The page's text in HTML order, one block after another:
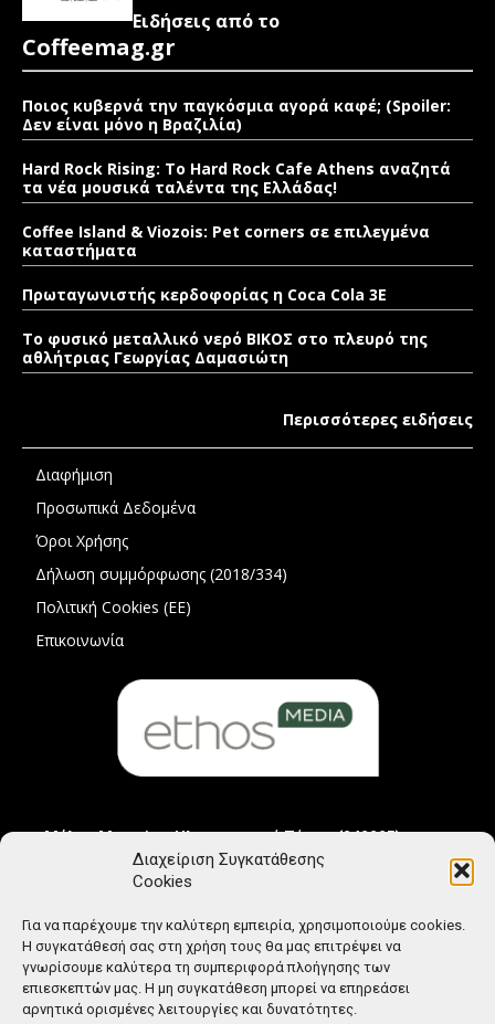
Διαχείριση Συγκατάθεσης
Cookies
Για να παρέχουμε την καλύτερη εμπειρία, χρησιμοποιούμε cookies.
Η συγκατάθεσή σας στη χρήση τους θα μας επιτρέψει να
γνωρίσουμε καλύτερα τη συμπεριφορά πλοήγησης των
επιεσκεπτών μας. Η μη συγκατάθεση μπορεί να επηρεάσει
αρνητικά ορισμένες λειτουργίες και δυνατότητες.
Ειδήσεις από το
Coffeemag.gr
Ποιος κυβερνά την παγκόσμια αγορά καφέ; (Spoiler:
Δεν είναι μόνο η Βραζιλία)
Hard Rock Rising: Το Hard Rock Cafe Athens αναζητά
τα νέα μουσικά ταλέντα της Ελλάδας!
Coffee Island & Viozois: Pet corners σε επιλεγμένα
καταστήματα
Πρωταγωνιστής κερδοφορίας η Coca Cola 3E
Το φυσικό μεταλλικό νερό ΒΙΚΟΣ στο πλευρό της
αθλήτριας Γεωργίας Δαμασιώτη
Περισσότερες ειδήσεις
Διαφήμιση
Προσωπικά Δεδομένα
Όροι Χρήσης
Δήλωση συμμόρφωσης (2018/334)
Πολιτική Cookies (ΕΕ)
Επικοινωνία
Μέλος Μητρώου Ηλεκτρονικού Τύπου (242225)